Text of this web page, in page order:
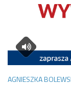
AGNIESZKA